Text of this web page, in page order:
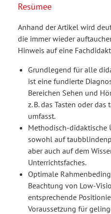
Resümee
Anhand der Artikel wird
die immer wieder
Hinweis auf eine
Grundlegend für alle
ist eine fundierte
Bereichen Sehen und
z. B. das Tasten oder
umfasst.
Methodisch-didaktische
sowohl auf
aber auch auf dem
Unterrichtsfaches.
Optimale
Beachtung von Low-
entsprechende
Voraussetzung für